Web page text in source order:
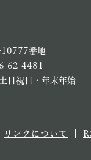
番地
62-4481
日祝日・年末年始
リンクについて